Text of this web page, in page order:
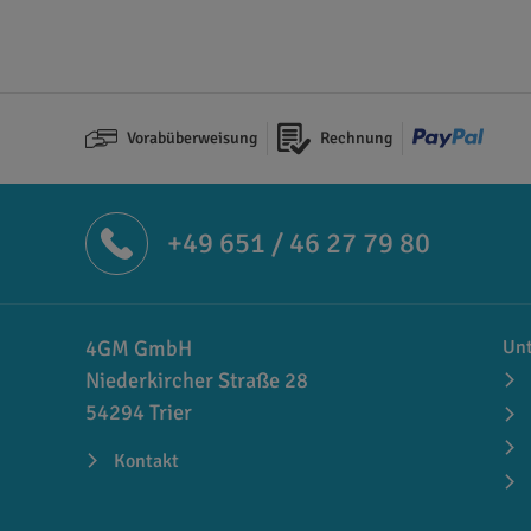
Das Forever Laser-Light (No-Cut)
waschbeständig und sehr strapazierfähig und
und dennoch qualitativ hochwertige
Vorabüberweisung Rechnung
+49 651 / 46 27 79 80
4GM GmbH
Niederkircher Straße 28
54294 Trier
Kontakt